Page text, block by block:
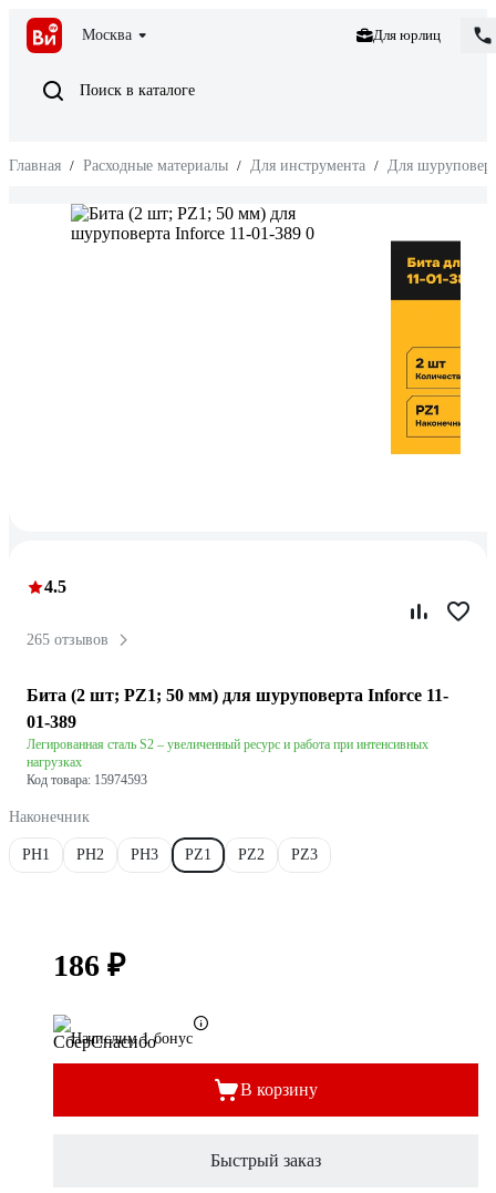
Москва Для юрлиц
Поиск в каталоге
Главная / Расходные материалы / Для инструмента / Для
4.5
265 отзывов
Бита (2 шт; PZ1; 50 мм) для шуруповерта Inforce 11-
01-389
Легированная сталь S2 – увеличенный ресурс и работа при интенсивных
нагрузках
Код товара: 15974593
Наконечник
PH1 PH2 PH3 PZ1 PZ2 PZ3
186 ₽
Начислим 1 бонус
В корзину
Быстрый заказ